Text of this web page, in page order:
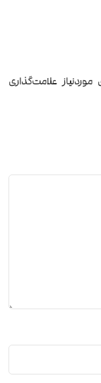
علامت‌گذاری